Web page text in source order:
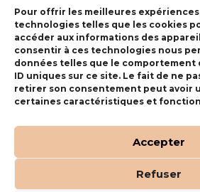
Pour offrir les meilleures
technologies telles que les cookies
accéder aux informations des
consentir à ces technologies nous
données telles que le comportement
ID uniques sur ce site. Le fait de ne
retirer son consentement peut avoir
certaines caractéristiques et
Accepter
Refuser
bbsmarine@bbs-
marine.fr
Fixe:04 27 50 24 50
Mobile:06 69 44 48 83
Orocom .